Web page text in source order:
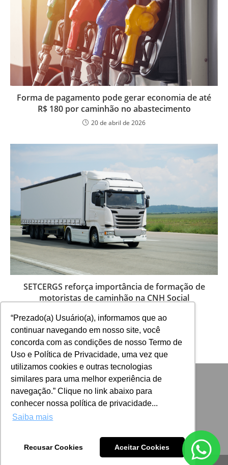
“Prezado(a) Usuário(a), informamos que ao
continuar navegando em nosso site, você
concorda com as condições de nosso Termo de
Uso e Política de Privacidade, uma vez que
utilizamos cookies e outras tecnologias
similares para uma melhor experiência de
navegação.” Clique no link abaixo para
conhecer nossa política de privacidade...
Saiba mais
Recusar Cookies Aceitar Cookies
Forma de pagamento pode gerar economia de até
R$ 180 por caminhão no abastecimento
20 de abril de 2026
SETCERGS reforça importância de formação de
motoristas de caminhão na CNH Social